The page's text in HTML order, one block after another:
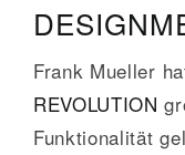
Frank Mueller
REVOLUTION
Funktionalität